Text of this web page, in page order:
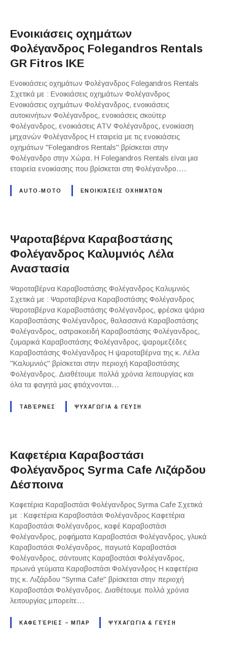
Ενοικιάσεις οχημάτων
Φολέγανδρος Folegandros Rentals
GR Fitros ΙΚΕ
Ενοικιάσεις οχημάτων Φολέγανδρος Folegandros Rentals
Σχετικά με : Ενοικιάσεις οχημάτων Φολέγανδρος
Ενοικιάσεις οχημάτων Φολέγανδρος, ενοικιάσεις
αυτοκινήτων Φολέγανδρος, ενοικιάσεις σκούτερ
Φολέγανδρος, ενοικιάσεις ATV Φολέγανδρος, ενοικίαση
μηχανών Φολέγανδρος Η εταιρεία με τις ενοικιάσεις
οχημάτων "Folegandros Rentals" βρίσκεται στην
Φολέγανδρο στην Χώρα. Η Folegandros Rentals είναι μια
εταιρεία ενοικίασης που βρίσκεται στη Φολέγανδρο….
AUTO-MOTO ΕΝΟΙΚΙΆΣΕΙΣ ΟΧΗΜΆΤΩΝ
Ψαροταβέρνα Καραβοστάσης
Φολέγανδρος Καλυμνιός Λέλα
Αναστασία
Ψαροταβέρνα Καραβοστάσης Φολέγανδρος Καλυμνιός
Σχετικά με : Ψαροταβέρνα Καραβοστάσης Φολέγανδρος
Ψαροταβέρνα Καραβοστάσης Φολέγανδρος, φρέσκα ψάρια
Καραβοστάσης Φολέγανδρος, θαλασσινά Καραβοστάσης
Φολέγανδρος, οστρακοειδή Καραβοστάσης Φολέγανδρος,
ζυμαρικά Καραβοστάσης Φολέγανδρος, ψαρομεζέδες
Καραβοστάσης Φολέγανδρος Η ψαροταβέρνα της κ. Λέλα
"Καλυμνιός" βρίσκεται στην περιοχή Καραβοστάσης
Φολέγανδρος. Διαθέτουμε πολλά χρόνια λειτουργίας και
όλα τα φαγητά μας φτιάχνονται…
ΤΑΒΈΡΝΕΣ ΨΥΧΑΓΩΓΙΑ & ΓΕΥΣΗ
Καφετέρια Καραβοστάσι
Φολέγανδρος Syrma Cafe Λιζάρδου
Δέσποινα
Καφετέρια Καραβοστάσι Φολέγανδρος Syrma Cafe Σχετικά
με : Καφετέρια Καραβοστάσι Φολέγανδρος Καφετέρια
Καραβοστάσι Φολέγανδρος, καφέ Καραβοστάσι
Φολέγανδρος, ροφήματα Καραβοστάσι Φολέγανδρος, γλυκά
Καραβοστάσι Φολέγανδρος, παγωτά Καραβοστάσι
Φολέγανδρος, σάντουιτς Καραβοστάσι Φολέγανδρος,
πρωινά γεύματα Καραβοστάσι Φολέγανδρος Η καφετέρια
της κ. Λιζάρδου "Syrma Cafe" βρίσκεται στην περιοχή
Καραβοστάσι Φολέγανδρος. Διαθέτουμε πολλά χρόνια
λειτουργίας μπορείτε…
ΚΑΦΕΤΈΡΙΕΣ – ΜΠΑΡ ΨΥΧΑΓΩΓΙΑ & ΓΕΥΣΗ